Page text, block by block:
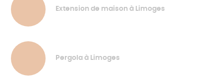
Extension de maison à Limoges
Pergola à Limoges